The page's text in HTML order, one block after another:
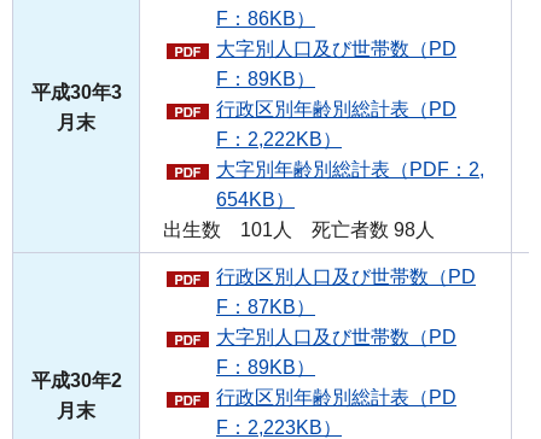
平成30年3
月末
F：86KB）
大字別人口及び世帯数（PD
F：89KB）
行政区別年齢別総計表（PD
F：2,222KB）
大字別年齢別総計表（PDF：2,
654KB）
出生数 101人 死亡者数 98人
平成30年2
月末
行政区別人口及び世帯数（PD
F：87KB）
大字別人口及び世帯数（PD
F：89KB）
行政区別年齢別総計表（PD
F：2,223KB）